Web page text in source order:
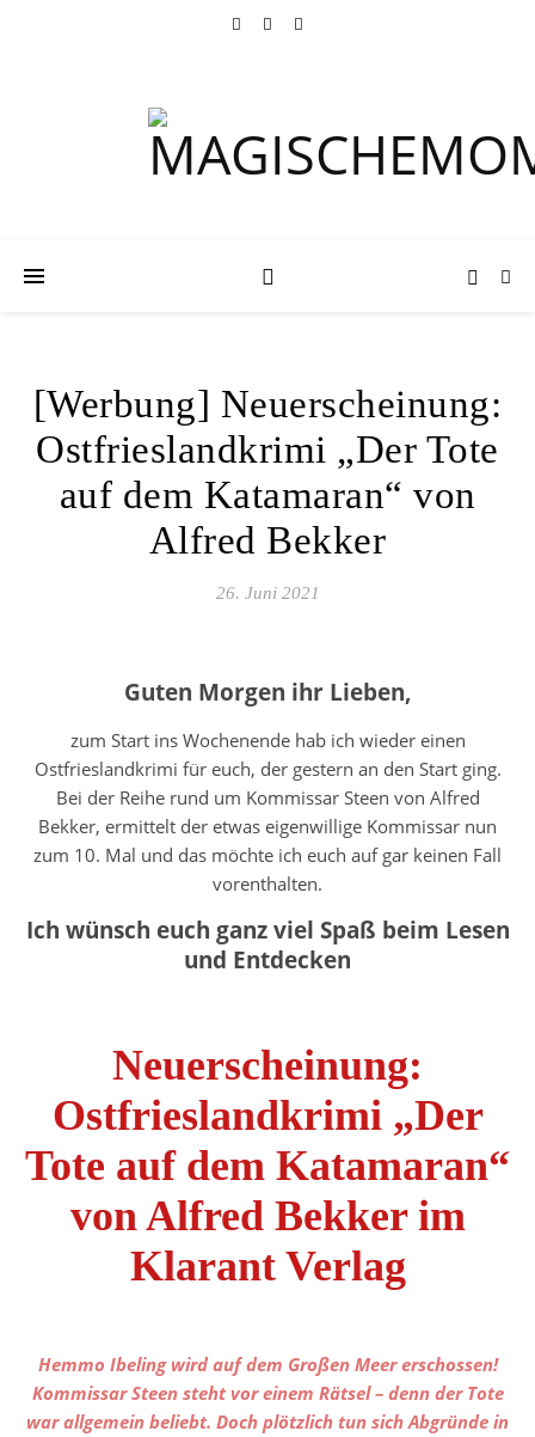
[Werbung] Neuerscheinung:
Ostfrieslandkrimi „Der Tote
auf dem Katamaran“ von
Alfred Bekker
26. Juni 2021
Guten Morgen ihr Lieben,
zum Start ins Wochenende hab ich wieder einen
Ostfrieslandkrimi für euch, der gestern an den Start ging.
Bei der Reihe rund um Kommissar Steen von Alfred
Bekker, ermittelt der etwas eigenwillige Kommissar nun
zum 10. Mal und das möchte ich euch auf gar keinen Fall
vorenthalten.
Ich wünsch euch ganz viel Spaß beim Lesen
und Entdecken
Neuerscheinung:
Ostfrieslandkrimi „Der
Tote auf dem Katamaran“
von Alfred Bekker im
Klarant Verlag
Hemmo Ibeling wird auf dem Großen Meer erschossen!
Kommissar Steen steht vor einem Rätsel – denn der Tote
war allgemein beliebt. Doch plötzlich tun sich Abgründe in